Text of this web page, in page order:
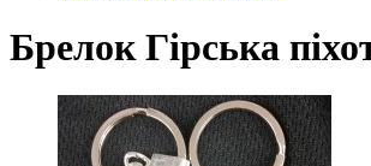
Брелок Гірська